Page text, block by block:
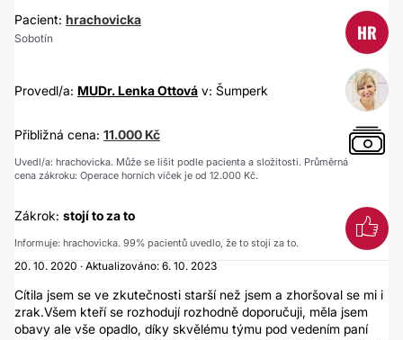
Pacient: hrachovicka
Sobotín HR
Provedl/a: MUDr. Lenka Ottová v: Šumperk
Přibližná cena: 11.000 Kč
Uvedl/a: hrachovicka. Může se lišit podle pacienta a složitosti. Průměrná
cena zákroku: Operace horních víček je od 12.000 Kč.
Zákrok: stojí to za to
Informuje: hrachovicka. 99% pacientů uvedlo, že to stojí za to.
20. 10. 2020 · Aktualizováno: 6. 10. 2023
Cítila jsem se ve zkutečnosti starší než jsem a zhoršoval se mi i
zrak.Všem kteří se rozhodují rozhodně doporučuji, měla jsem
obavy ale vše opadlo, díky skvělému týmu pod vedením paní